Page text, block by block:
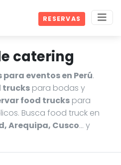
RESERVAS
catering
eventos en Perú.
trucks para bodas y
food trucks para
Busca food truck en
Arequipa, Cusco… y